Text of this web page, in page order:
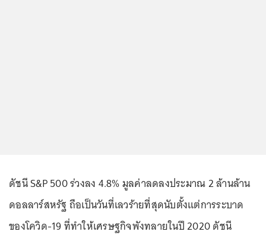
ดัชนี S&P 500 ร่วงลง 4.8% มูลค่าลดลงประมาณ 2 ล้านล้าน
ดอลลาร์สหรัฐ ถือเป็นวันที่เลวร้ายที่สุดนับตั้งแต่การระบาด
ของโควิด-19 ที่ทำให้เศรษฐกิจพังทลายในปี 2020 ดัชนี